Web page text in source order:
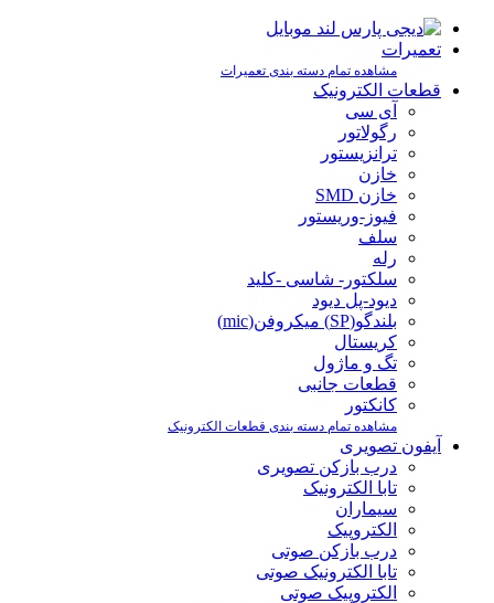
تعمیرات
مشاهده تمام دسته بندی تعمیرات
قطعات الکترونیک
آی سی
رگولاتور
ترانزیستور
خازن
خازن SMD
فیوز-وریستور
سلف
رله
سلکتور- شاسی -کلید
دیود-پل دیود
بلندگو(SP) میکروفن(mic)
کریستال
تگ و ماژول
قطعات جانبی
کانکتور
مشاهده تمام دسته بندی قطعات الکترونیک
آیفون تصویری
درب بازکن تصویری
تابا الکترونیک
سیماران
الکتروپیک
درب بازکن صوتی
تابا الکترونیک صوتی
الکتروپیک صوتی